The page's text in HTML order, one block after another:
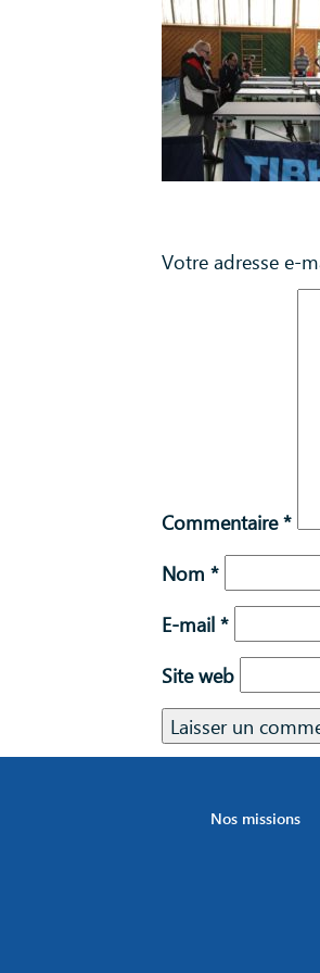
Votre adresse e-
Commentaire*
Nom*
E-mail*
Site web
Nos missions